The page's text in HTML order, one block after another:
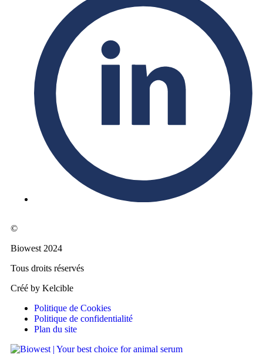
©
Biowest 2024
Tous droits réservés
Créé by Kelcible
Politique de Cookies
Politique de confidentialité
Plan du site